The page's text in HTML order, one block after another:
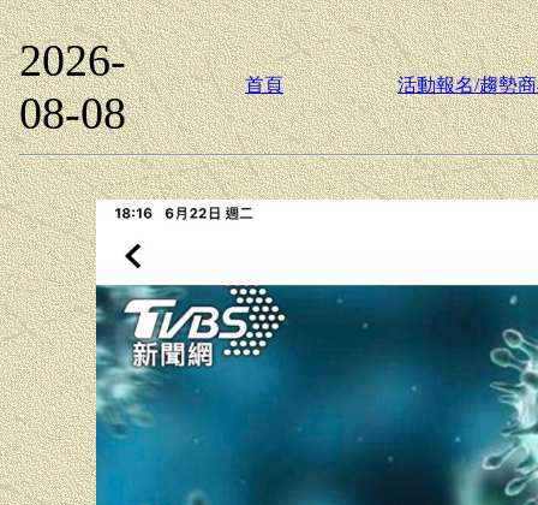
2026-
08-08
首頁 活動報名/趨勢